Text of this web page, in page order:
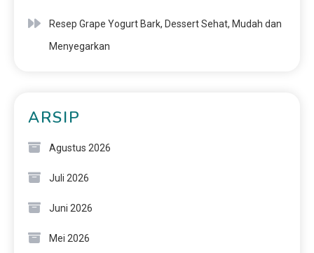
Resep Grape Yogurt Bark, Dessert Sehat, Mudah dan
Menyegarkan
ARSIP
Agustus 2026
Juli 2026
Juni 2026
Mei 2026